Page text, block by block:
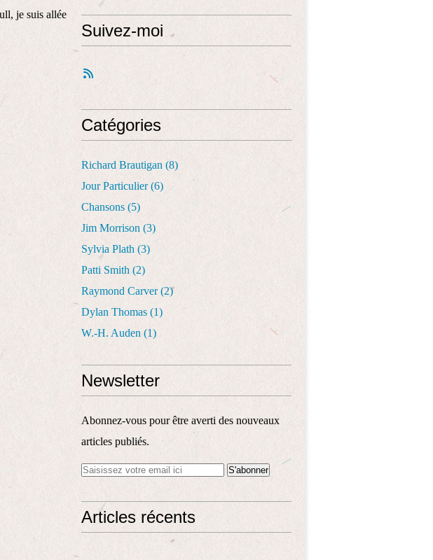
je suis allée
Suivez-moi
Catégories
Richard Brautigan (8)
Jour Particulier(6)
Chansons (5)
Jim Morrison (3)
Sylvia Plath (3)
Patti Smith (2)
Raymond Carver(2)
Dylan Thomas (1)
W.-H. Auden (1)
Newsletter
Abonnez-vous pour être averti des nouveaux
articles publiés.
Articles récents